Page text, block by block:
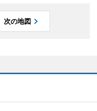
次の地図